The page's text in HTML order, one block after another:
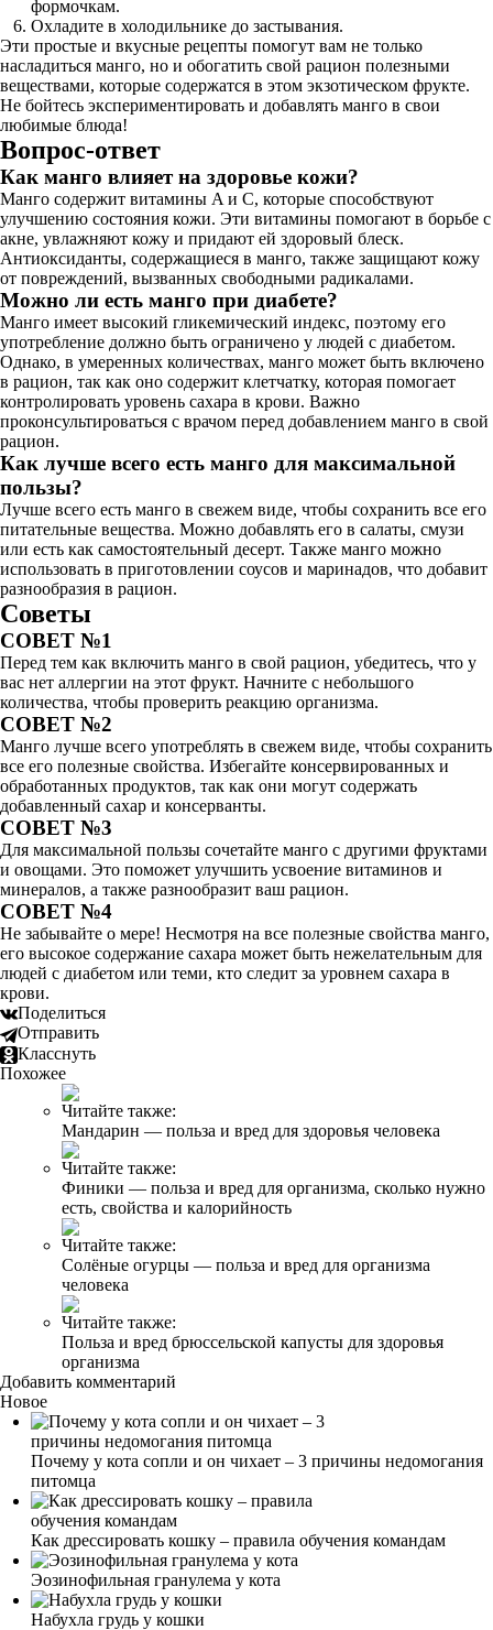
формочкам.
Охладите в холодильнике до застывания.
Эти простые и вкусные рецепты помогут вам не только
насладиться манго, но и обогатить свой рацион полезными
веществами, которые содержатся в этом экзотическом фрукте.
Не бойтесь экспериментировать и добавлять манго в свои
любимые блюда!
Вопрос-ответ
Как манго влияет на здоровье кожи?
Манго содержит витамины A и C, которые способствуют
улучшению состояния кожи. Эти витамины помогают в борьбе с
акне, увлажняют кожу и придают ей здоровый блеск.
Антиоксиданты, содержащиеся в манго, также защищают кожу
от повреждений, вызванных свободными радикалами.
Можно ли есть манго при диабете?
Манго имеет высокий гликемический индекс, поэтому его
употребление должно быть ограничено у людей с диабетом.
Однако, в умеренных количествах, манго может быть включено
в рацион, так как оно содержит клетчатку, которая помогает
контролировать уровень сахара в крови. Важно
проконсультироваться с врачом перед добавлением манго в свой
рацион.
Как лучше всего есть манго для максимальной
пользы?
Лучше всего есть манго в свежем виде, чтобы сохранить все его
питательные вещества. Можно добавлять его в салаты, смузи
или есть как самостоятельный десерт. Также манго можно
использовать в приготовлении соусов и маринадов, что добавит
разнообразия в рацион.
Советы
СОВЕТ №1
Перед тем как включить манго в свой рацион, убедитесь, что у
вас нет аллергии на этот фрукт. Начните с небольшого
количества, чтобы проверить реакцию организма.
СОВЕТ №2
Манго лучше всего употреблять в свежем виде, чтобы сохранить
все его полезные свойства. Избегайте консервированных и
обработанных продуктов, так как они могут содержать
добавленный сахар и консерванты.
СОВЕТ №3
Для максимальной пользы сочетайте манго с другими фруктами
и овощами. Это поможет улучшить усвоение витаминов и
минералов, а также разнообразит ваш рацион.
СОВЕТ №4
Не забывайте о мере! Несмотря на все полезные свойства манго,
его высокое содержание сахара может быть нежелательным для
людей с диабетом или теми, кто следит за уровнем сахара в
крови.
Поделиться
Отправить
Класснуть
Похожее
Читайте также:
Мандарин — польза и вред для здоровья человека
Читайте также:
Финики — польза и вред для организма, сколько нужно
есть, свойства и калорийность
Читайте также:
Солёные огурцы — польза и вред для организма
человека
Читайте также:
Польза и вред брюссельской капусты для здоровья
организма
Добавить комментарий
Новое
Почему у кота сопли и он чихает – 3 причины недомогания
питомца
Как дрессировать кошку – правила обучения командам
Эозинофильная гранулема у кота
Набухла грудь у кошки